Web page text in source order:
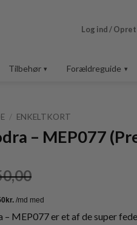
Log ind /
Tilbehør Forældreguide
/ ENKELTKORT
– MEP077
– MEP077 er et af de super